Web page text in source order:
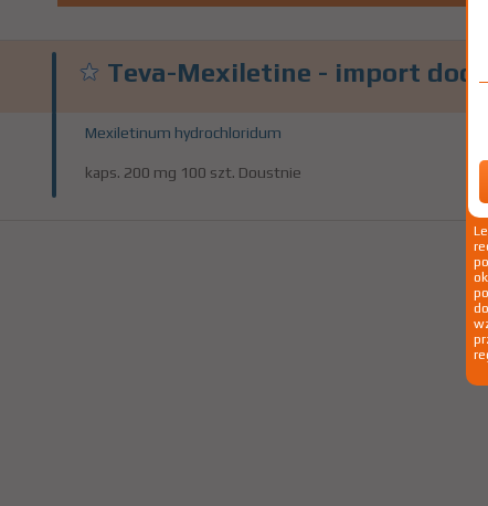
Teva-Mexiletine - import
Mexiletinum hydrochloridum
kaps. 200 mg 100 szt. Doustnie